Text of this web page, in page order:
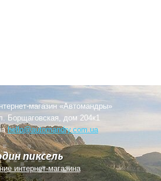
магазин «Автомандры»
Борщаговская, дом 204к1
hello@automandry.com.ua
интернет-магазина